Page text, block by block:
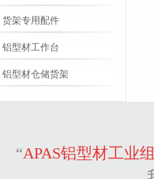
货架专用配件
铝型材工作台
铝型材仓储货架
“APAS铝型材工业